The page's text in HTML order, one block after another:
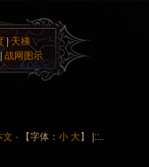
|天梯
战网图示
文 · 【字体： 小 大】 |::..